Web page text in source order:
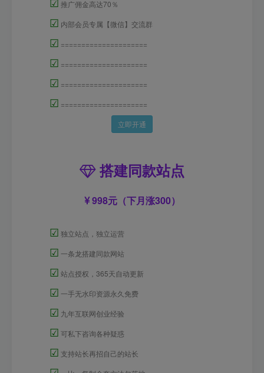
推广佣金高达70％
☑ 内部会员专属【微信】交流群
☑ =====================
☑ =====================
☑ =====================
☑ =====================
立即开通
搭建同款站点
998元（下月涨300）
☑ 独立站点，独立运营
☑ 一条龙搭建同款网站
☑ 站点授权，365天自动更新
☑ 一手无水印资源永久免费
☑ 九年互联网创业经验
☑ 可私下咨询各种疑惑
☑ 支持站长再招自己的站长